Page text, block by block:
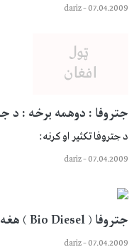
07.04.2009
–
dariz
جتروفا : دوهمه برخه : د
د جتروفا تكثير او كرنه:
07.04.2009
–
dariz
جتروفا ( Bio Diesel ) هغه بوټي چې ډيزل توليدوي
07.04.2009
–
dariz